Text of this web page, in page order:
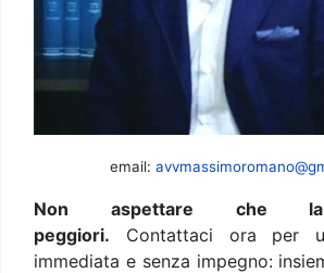
email:
Non aspettare che la
peggiori. Contattaci ora per
immediata e senza impegno: